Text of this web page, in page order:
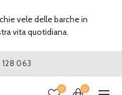
128 063
0 0
vele delle barche in
vita quotidiana.